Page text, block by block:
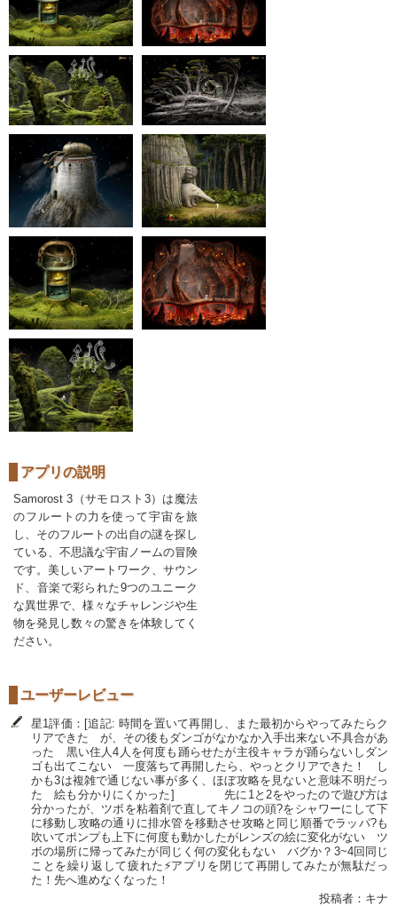
アプリの説明
Samorost 3（サモロスト3）は魔法
のフルートの力を使って宇宙を旅
し、そのフルートの出自の謎を探し
ている、不思議な宇宙ノームの冒険
です。美しいアートワーク、サウン
ド、音楽で彩られた9つのユニーク
な異世界で、様々なチャレンジや生
物を発見し数々の驚きを体験してく
ださい。
ユーザーレビュー
星1評価：[追記: 時間を置いて再開し、また最初からやってみたらク
リアできた が、その後もダンゴがなかなか入手出来ない不具合があ
った 黒い住人4人を何度も踊らせたが主役キャラが踊らないしダン
ゴも出てこない 一度落ちて再開したら、やっとクリアできた！ し
かも3は複雑で通じない事が多く、ほぼ攻略を見ないと意味不明だっ
た 絵も分かりにくかった] 先に1と2をやったので遊び方は
分かったが、ツボを粘着剤で直してキノコの頭?をシャワーにして下
に移動し攻略の通りに排水管を移動させ攻略と同じ順番でラッパ?も
吹いてポンプも上下に何度も動かしたがレンズの絵に変化がない ツ
ボの場所に帰ってみたが同じく何の変化もない バグか？3~4回同じ
ことを繰り返して疲れた⚡アプリを閉じて再開してみたが無駄だっ
た！先へ進めなくなった！
投稿者：キナ